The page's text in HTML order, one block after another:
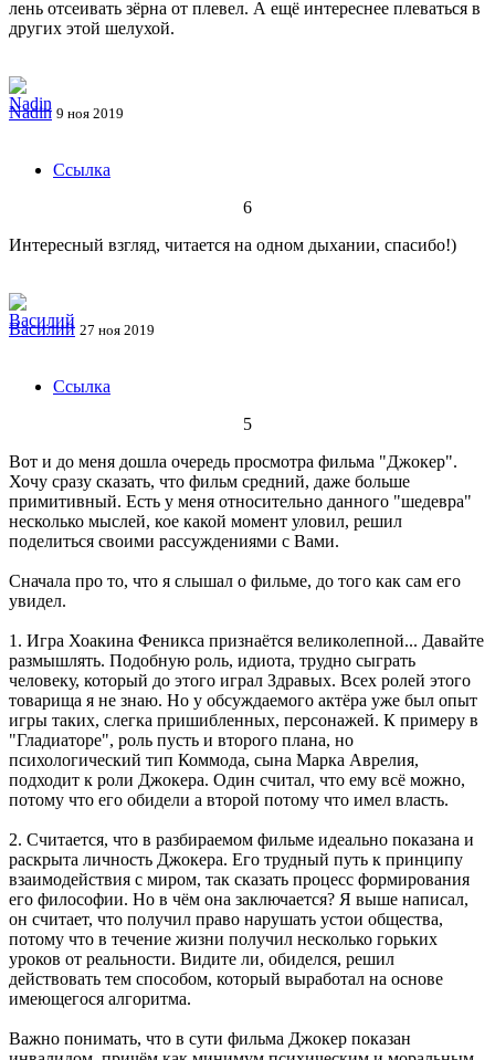
лень отсеивать зёрна от плевел. А ещё интереснее плеваться в
других этой шелухой.
Nadin 9 ноя 2019
Ссылка
6
Интересный взгляд, читается на одном дыхании, спасибо!)
Василий 27 ноя 2019
Ссылка
5
Вот и до меня дошла очередь просмотра фильма "Джокер".
Хочу сразу сказать, что фильм средний, даже больше
примитивный. Есть у меня относительно данного "шедевра"
несколько мыслей, кое какой момент уловил, решил
поделиться своими рассуждениями с Вами.
Сначала про то, что я слышал о фильме, до того как сам его
увидел.
1. Игра Хоакина Феникса признаётся великолепной... Давайте
размышлять. Подобную роль, идиота, трудно сыграть
человеку, который до этого играл Здравых. Всех ролей этого
товарища я не знаю. Но у обсуждаемого актёра уже был опыт
игры таких, слегка пришибленных, персонажей. К примеру в
"Гладиаторе", роль пусть и второго плана, но
психологический тип Коммода, сына Марка Аврелия,
подходит к роли Джокера. Один считал, что ему всё можно,
потому что его обидели а второй потому что имел власть.
2. Считается, что в разбираемом фильме идеально показана и
раскрыта личность Джокера. Его трудный путь к принципу
взаимодействия с миром, так сказать процесс формирования
его философии. Но в чём она заключается? Я выше написал,
он считает, что получил право нарушать устои общества,
потому что в течение жизни получил несколько горьких
уроков от реальности. Видите ли, обиделся, решил
действовать тем способом, который выработал на основе
имеющегося алгоритма.
Важно понимать, что в сути фильма Джокер показан